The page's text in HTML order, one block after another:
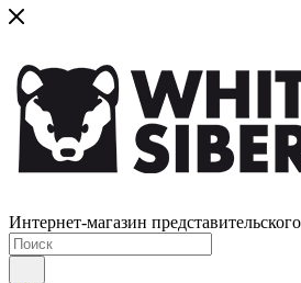
Интернет-магазин